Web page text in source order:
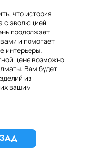
что история
с эволюцией
продолжает
и помогает
интерьеры.
цене возможно
Вам будет
из
вашим